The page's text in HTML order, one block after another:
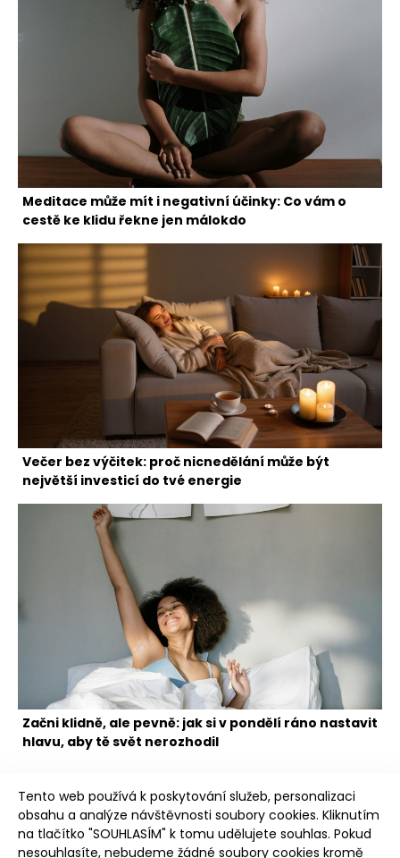
Meditace může mít i negativní účinky: Co vám o
cestě ke klidu řekne jen málokdo
Večer bez výčitek: proč nicnedělání může být
největší investicí do tvé energie
Začni klidně, ale pevně: jak si v pondělí ráno nastavit
hlavu, aby tě svět nerozhodil
Tento web používá k poskytování služeb, personalizaci
obsahu a analýze návštěvnosti soubory cookies. Kliknutím
na tlačítko "SOUHLASÍM" k tomu udělujete souhlas. Pokud
nesouhlasíte, nebudeme žádné soubory cookies kromě